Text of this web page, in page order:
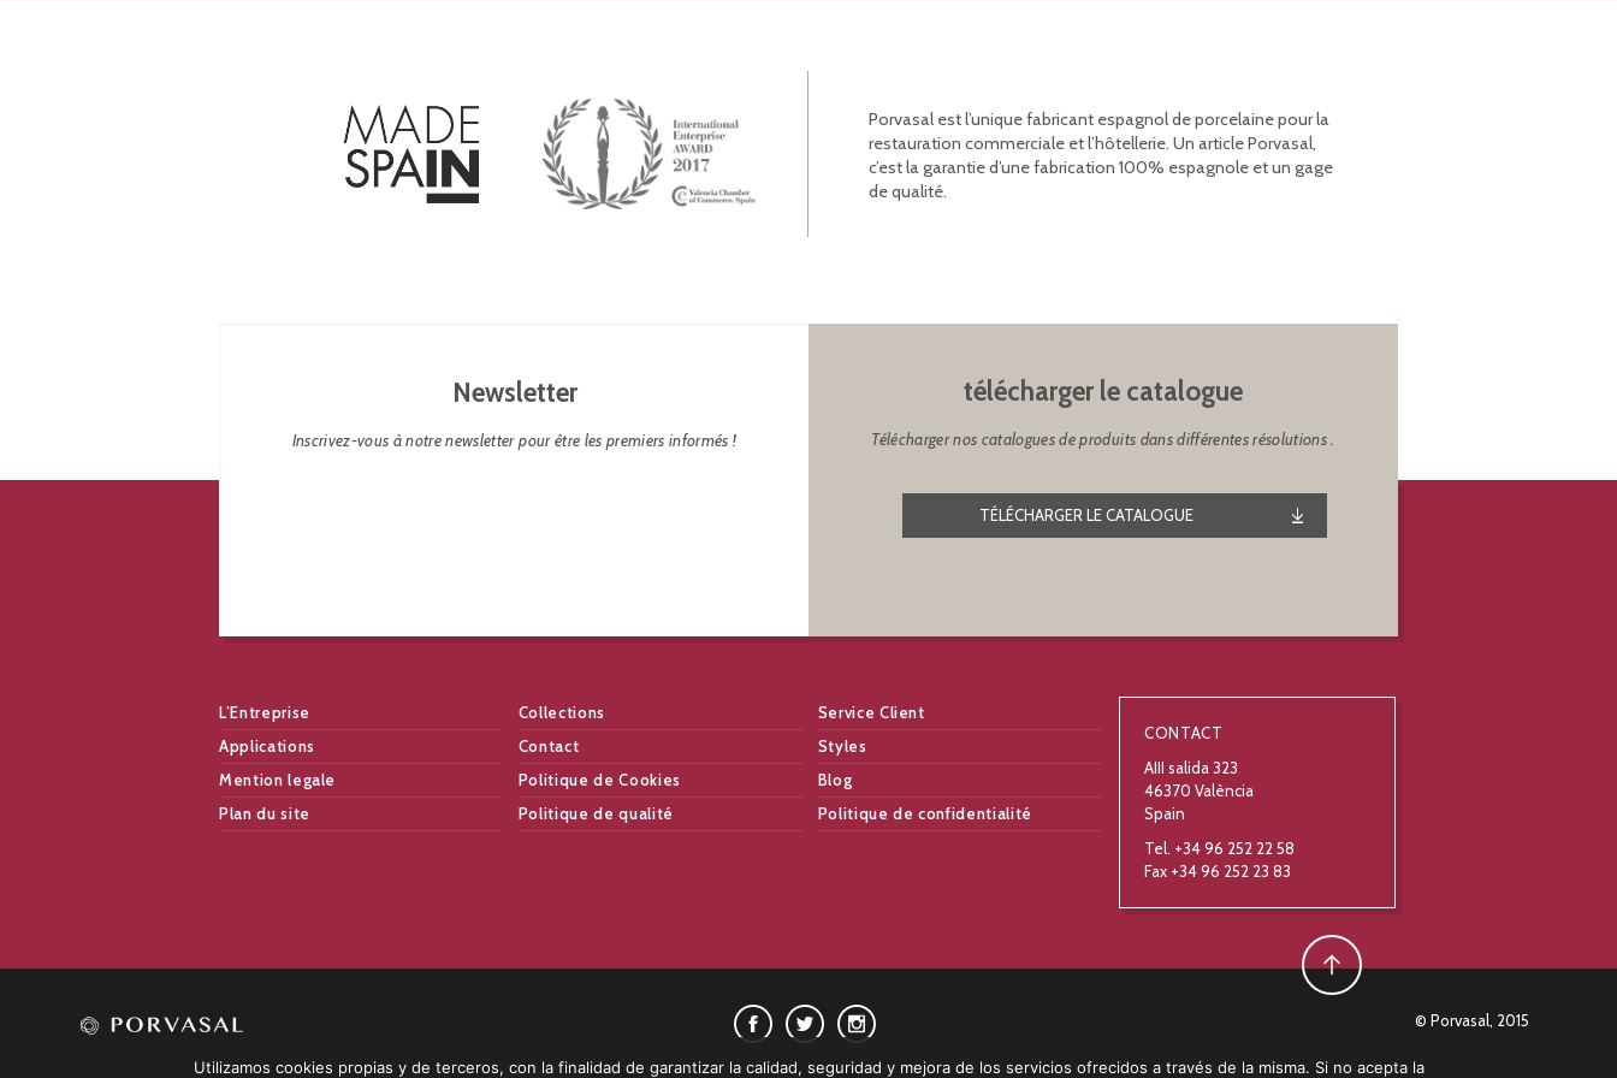
Porvasal est l’unique fabricant espagnol de porcelaine pour la
restauration commerciale et l’hôtellerie. Un article Porvasal,
c’est la garantie d’une fabrication 100% espagnole et un gage
de qualité.
Newsletter
Inscrivez-vous à notre newsletter pour être les premiers informés !
télécharger le catalogue
Télécharger nos catalogues de produits dans différentes résolutions .
TÉLÉCHARGER LE CATALOGUE
L’Entreprise Collections
Service Client
Applications
Contact
Styles
Mention legale
Politique de Cookies
Blog
Plan du site
Politique de qualité Politique de confidentialité
CONTACT
AIII salida 323
46370 València
Spain
Tel. +34 96 252 22 58
Fax +34 96 252 23 83
© Porvasal, 2015
Utilizamos cookies propias y de terceros, con la finalidad de garantizar la calidad, seguridad y mejora de los servicios ofrecidos a través de la misma. Si no acepta la